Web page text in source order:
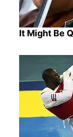
It Might Be